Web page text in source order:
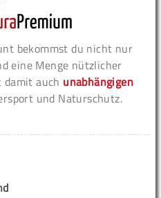
bekommst du nicht nur
eine Menge nützlicher
auch unabhängigen
und Naturschutz.